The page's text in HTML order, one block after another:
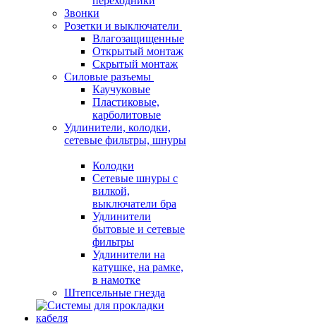
Звонки
Розетки и выключатели
Влагозащищенные
Открытый монтаж
Скрытый монтаж
Силовые разъемы
Каучуковые
Пластиковые,
карболитовые
Удлинители, колодки,
сетевые фильтры, шнуры
Колодки
Сетевые шнуры с
вилкой,
выключатели бра
Удлинители
бытовые и сетевые
фильтры
Удлинители на
катушке, на рамке,
в намотке
Штепсельные гнезда